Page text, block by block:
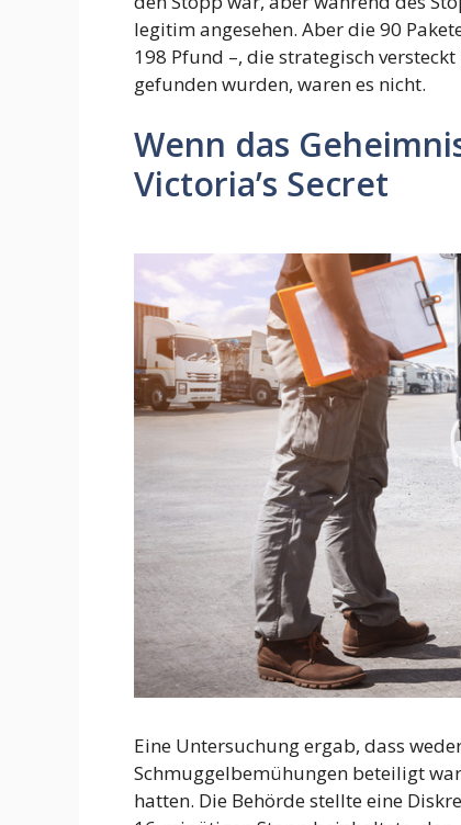
legitim angesehen. Aber die 90
198 Pfund –, die strategisch
gefunden wurden, waren es nicht.
Wenn das
Victoria’s Secret
Eine Untersuchung ergab, dass
Schmuggelbemühungen beteiligt
hatten. Die Behörde stellte eine